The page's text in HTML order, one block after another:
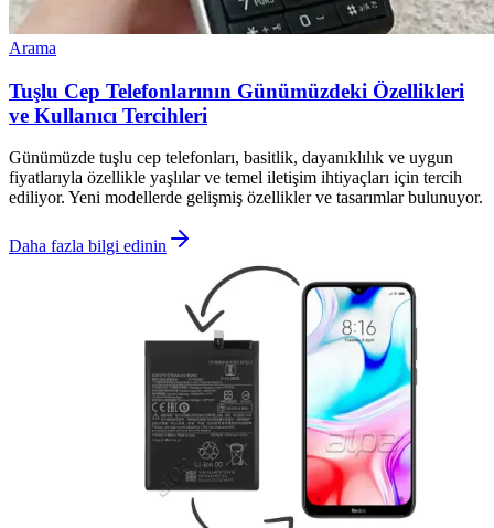
Arama
Tuşlu Cep Telefonlarının Günümüzdeki Özellikleri
ve Kullanıcı Tercihleri
Günümüzde tuşlu cep telefonları, basitlik, dayanıklılık ve uygun
fiyatlarıyla özellikle yaşlılar ve temel iletişim ihtiyaçları için tercih
ediliyor. Yeni modellerde gelişmiş özellikler ve tasarımlar bulunuyor.
Daha fazla bilgi edinin